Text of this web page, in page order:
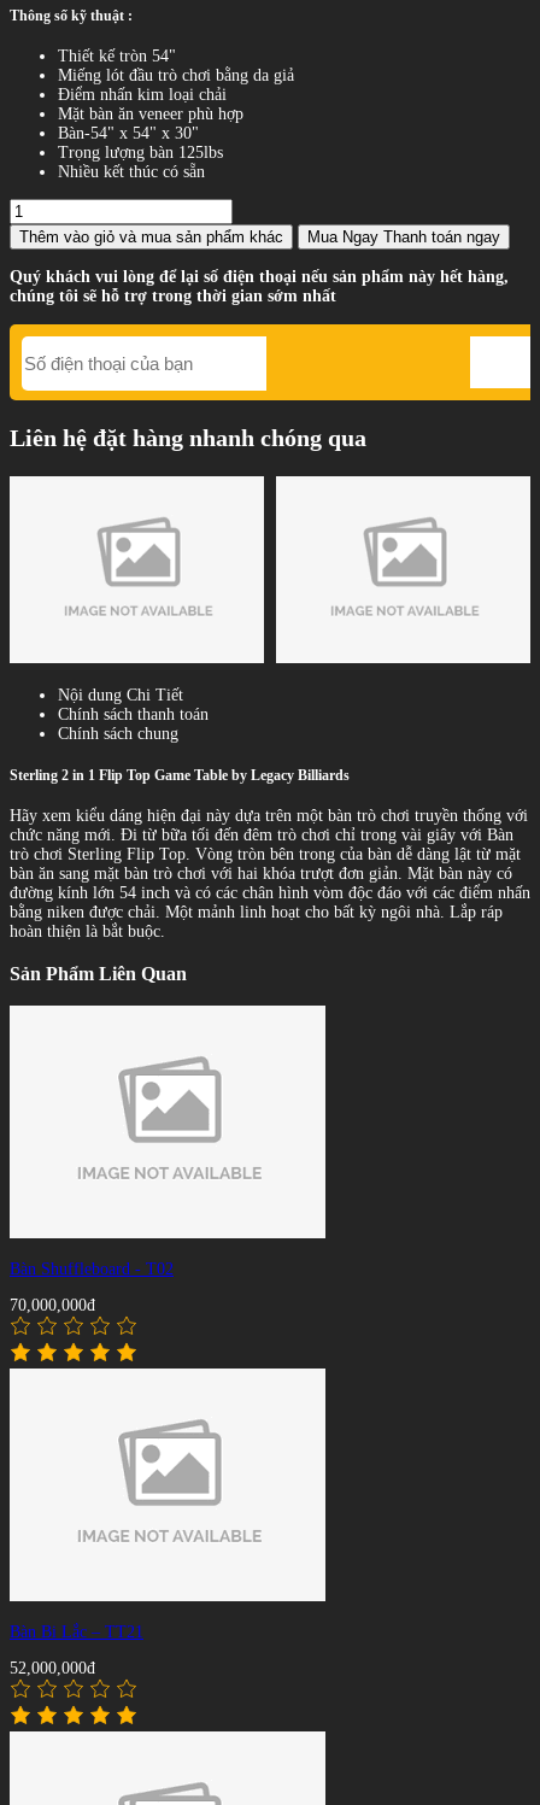
Thông số kỹ thuật :
Thiết kế tròn 54"
Miếng lót đầu trò chơi bằng da giả
Điểm nhấn kim loại chải
Mặt bàn ăn veneer phù hợp
Bàn-54" x 54" x 30"
Trọng lượng bàn 125lbs
Nhiều kết thúc có sẵn
Thêm vào giỏ và mua sản phẩm khác Mua Ngay Thanh toán ngay
Quý khách vui lòng để lại số điện thoại nếu sản phẩm này hết hàng,
chúng tôi sẽ hỗ trợ trong thời gian sớm nhất
Liên hệ đặt hàng nhanh chóng qua
Nội dung Chi Tiết
Chính sách thanh toán
Chính sách chung
Sterling 2 in 1 Flip Top Game Table by Legacy Billiards
Hãy xem kiểu dáng hiện đại này dựa trên một bàn trò chơi truyền thống với
chức năng mới. Đi từ bữa tối đến đêm trò chơi chỉ trong vài giây với Bàn
trò chơi Sterling Flip Top. Vòng tròn bên trong của bàn dễ dàng lật từ mặt
bàn ăn sang mặt bàn trò chơi với hai khóa trượt đơn giản. Mặt bàn này có
đường kính lớn 54 inch và có các chân hình vòm độc đáo với các điểm nhấn
bằng niken được chải. Một mảnh linh hoạt cho bất kỳ ngôi nhà. Lắp ráp
hoàn thiện là bắt buộc.
Sản Phẩm Liên Quan
Bàn Shuffleboard - T02
70,000,000đ
Bàn Bi Lắc – TT21
52,000,000đ